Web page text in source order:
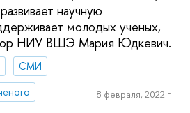
научную
молодых ученых,
НИУ ВШЭ Мария Юдкевич.
СМИ
8 февраля, 2022 г.